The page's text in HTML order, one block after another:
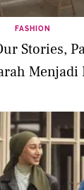
FASHION
Stories,
Menjadi